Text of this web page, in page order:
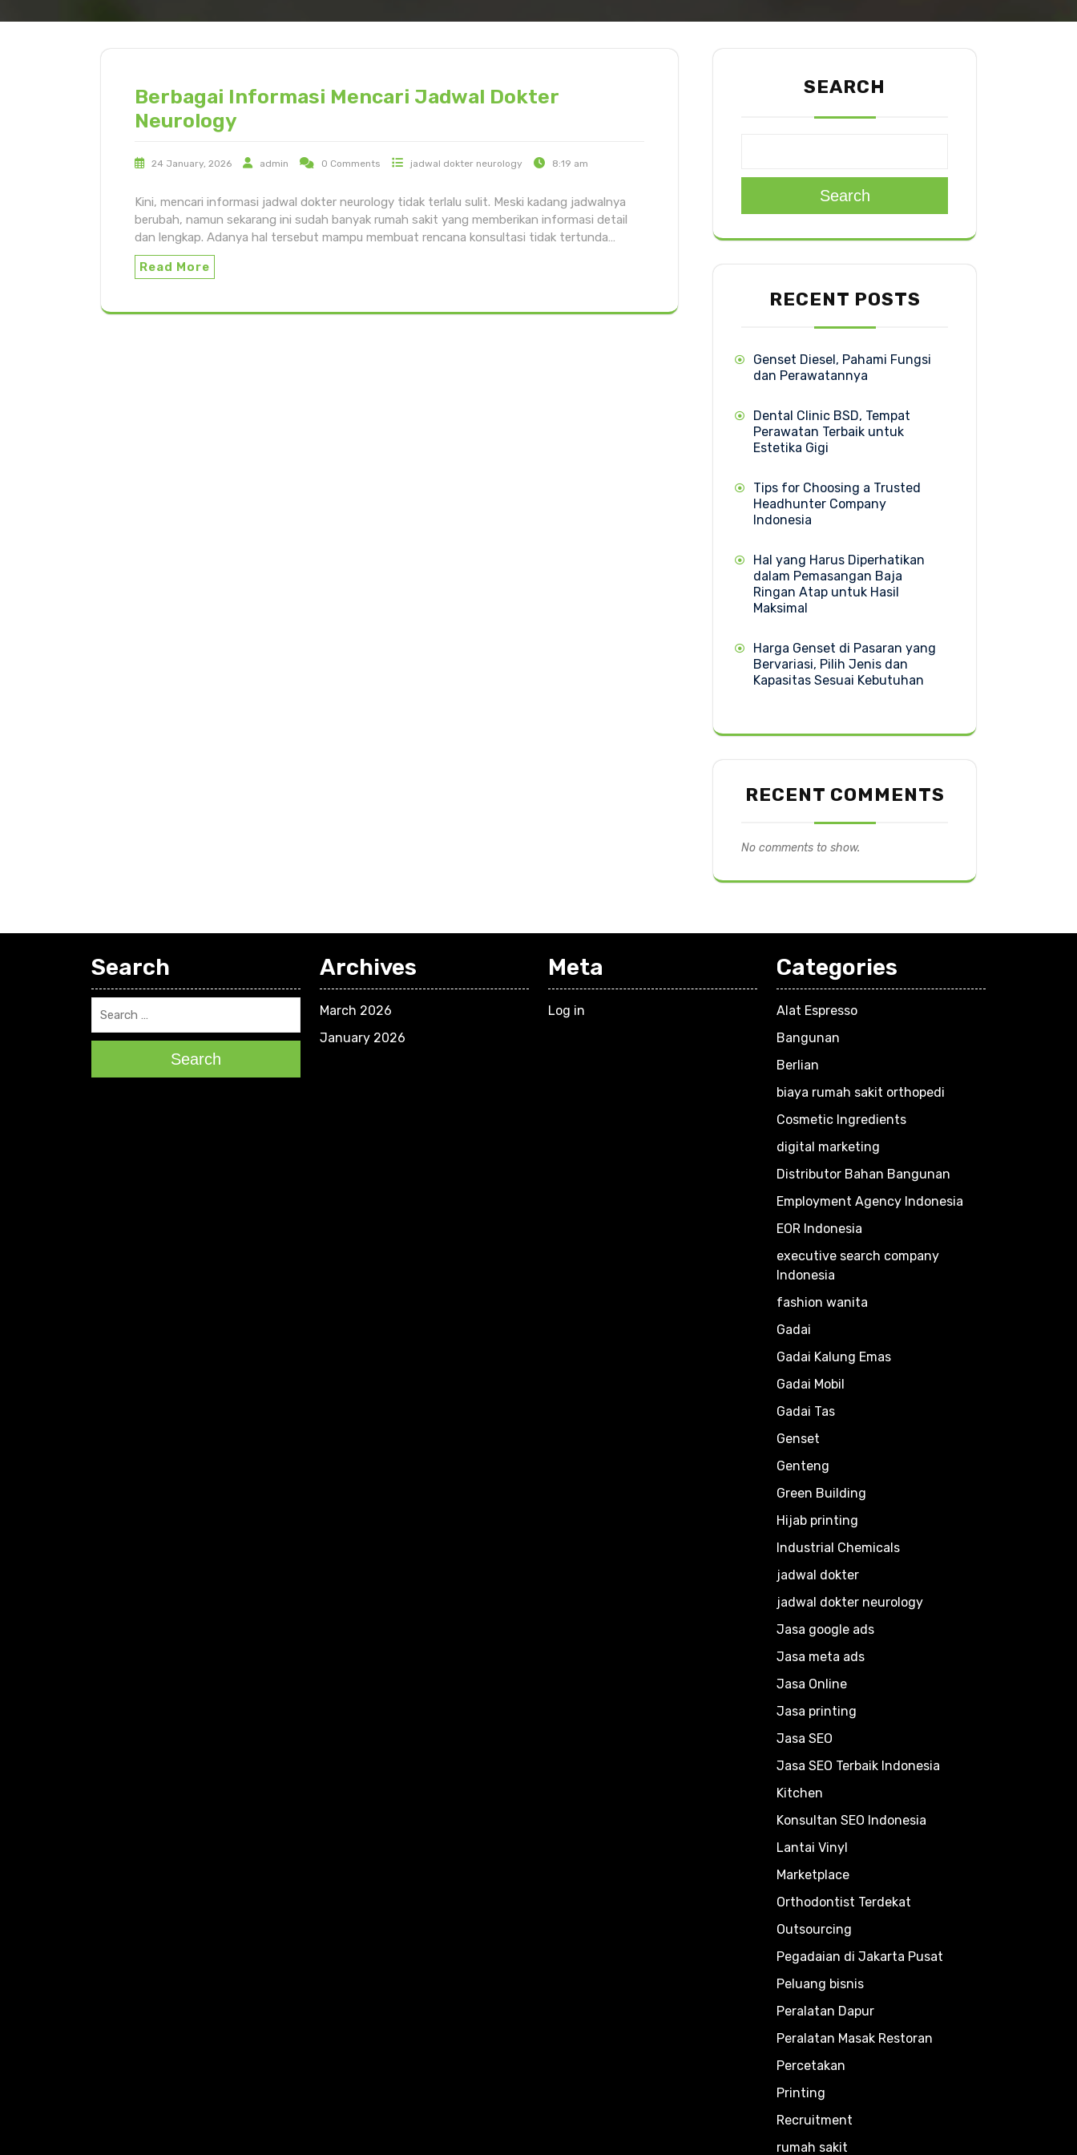
Berbagai Informasi Mencari Jadwal Dokter
Neurology
24 January, 2026 admin 0 Comments jadwal dokter neurology 8:19 am
Kini, mencari informasi jadwal dokter neurology tidak terlalu sulit. Meski kadang jadwalnya
berubah, namun sekarang ini sudah banyak rumah sakit yang memberikan informasi detail
dan lengkap. Adanya hal tersebut mampu membuat rencana konsultasi tidak tertunda…
Read More
SEARCH
Search
RECENT POSTS
Genset Diesel, Pahami Fungsi
dan Perawatannya
Dental Clinic BSD, Tempat
Perawatan Terbaik untuk
Estetika Gigi
Tips for Choosing a Trusted
Headhunter Company
Indonesia
Hal yang Harus Diperhatikan
dalam Pemasangan Baja
Ringan Atap untuk Hasil
Maksimal
Harga Genset di Pasaran yang
Bervariasi, Pilih Jenis dan
Kapasitas Sesuai Kebutuhan
RECENT COMMENTS
No comments to show.
Search
Search
Archives
March 2026
January 2026
Meta
Log in
Categories
Alat Espresso
Bangunan
Berlian
biaya rumah sakit orthopedi
Cosmetic Ingredients
digital marketing
Distributor Bahan Bangunan
Employment Agency Indonesia
EOR Indonesia
executive search company
Indonesia
fashion wanita
Gadai
Gadai Kalung Emas
Gadai Mobil
Gadai Tas
Genset
Genteng
Green Building
Hijab printing
Industrial Chemicals
jadwal dokter
jadwal dokter neurology
Jasa google ads
Jasa meta ads
Jasa Online
Jasa printing
Jasa SEO
Jasa SEO Terbaik Indonesia
Kitchen
Konsultan SEO Indonesia
Lantai Vinyl
Marketplace
Orthodontist Terdekat
Outsourcing
Pegadaian di Jakarta Pusat
Peluang bisnis
Peralatan Dapur
Peralatan Masak Restoran
Percetakan
Printing
Recruitment
rumah sakit